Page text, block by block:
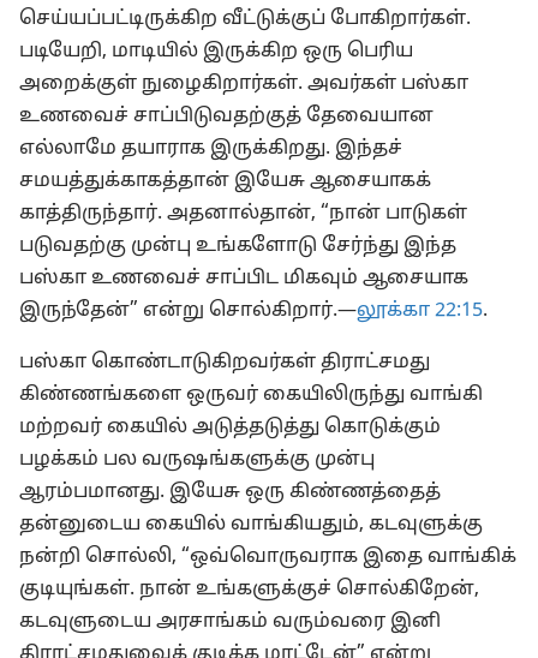
செய்யப்பட்டிருக்கிற வீட்டுக்குப் போகிறார்கள்.
படியேறி, மாடியில் இருக்கிற ஒரு பெரிய
அறைக்குள் நுழைகிறார்கள். அவர்கள் பஸ்கா
உணவைச் சாப்பிடுவதற்குத் தேவையான
எல்லாமே தயாராக இருக்கிறது. இந்தச்
சமயத்துக்காகத்தான் இயேசு ஆசையாகக்
காத்திருந்தார். அதனால்தான், “நான் பாடுகள்
படுவதற்கு முன்பு உங்களோடு சேர்ந்து இந்த
பஸ்கா உணவைச் சாப்பிட மிகவும் ஆசையாக
இருந்தேன்” என்று சொல்கிறார்.—லூக்கா 22:15.
பஸ்கா கொண்டாடுகிறவர்கள் திராட்சமது
கிண்ணங்களை ஒருவர் கையிலிருந்து வாங்கி
மற்றவர் கையில் அடுத்தடுத்து கொடுக்கும்
பழக்கம் பல வருஷங்களுக்கு முன்பு
ஆரம்பமானது. இயேசு ஒரு கிண்ணத்தைத்
தன்னுடைய கையில் வாங்கியதும், கடவுளுக்கு
நன்றி சொல்லி, “ஒவ்வொருவராக இதை வாங்கிக்
குடியுங்கள். நான் உங்களுக்குச் சொல்கிறேன்,
கடவுளுடைய அரசாங்கம் வரும்வரை இனி